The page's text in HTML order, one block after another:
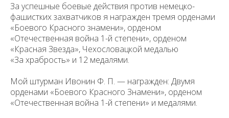
За успешные боевые действия против немецко-
фашистких захватчиков я награжден тремя орденами
«Боевого Красного знамени», орденом
«Отечественная война 1-й степени», орденом
«Красная Звезда», Чехословацкой медалью
«За храбрость» и 12 медалями.
Мой штурман Ивонин Ф. П. — награжден: Двумя
орденами «Боевого Красного Знамени», орденом
«Отечественная война 1-й степени» и медалями.